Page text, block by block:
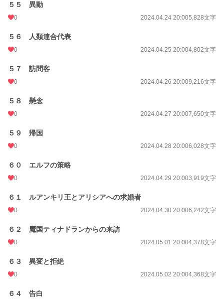
５５ 異動
0 2024.04.24 20:005,828文字
５６ 人類連合代表
0 2024.04.25 20:004,802文字
５７ 訪問客
0 2024.04.26 20:009,216文字
５８ 懸念
0 2024.04.27 20:007,650文字
５９ 帰国
0 2024.04.28 20:006,028文字
６０ エルフの策略
0 2024.04.29 20:003,919文字
６１ ルアンキリ王とアリシアへの求婚者
0 2024.04.30 20:006,242文字
６２ 魔国ティナドランからの来訪
0 2024.05.01 20:004,378文字
６３ 異変と拒絶
0 2024.05.02 20:004,368文字
６４ 告白